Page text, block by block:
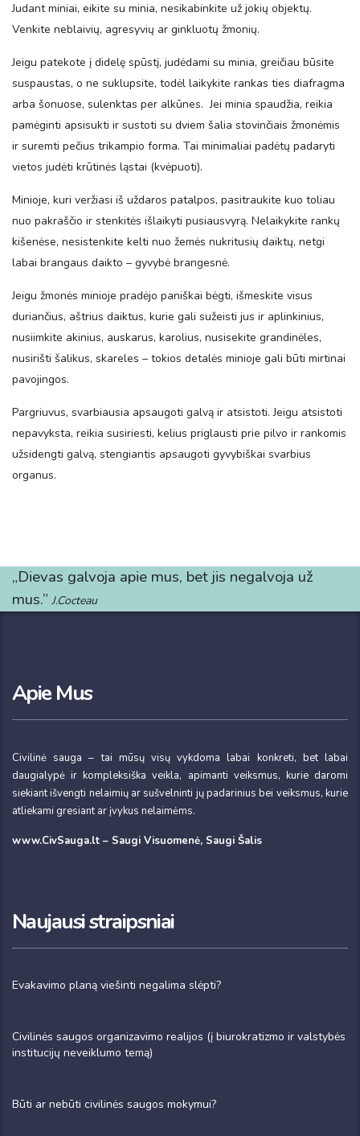
Judant miniai, eikite su minia, nesikabinkite už jokių objektų.
Venkite neblaivių, agresyvių ar ginkluotų žmonių.
Jeigu patekote į didelę spūstį, judėdami su minia, greičiau būsite
suspaustas, o ne suklupsite, todėl laikykite rankas ties diafragma
arba šonuose, sulenktas per alkūnes. Jei minia spaudžia, reikia
pamėginti apsisukti ir sustoti su dviem šalia stovinčiais žmonėmis
ir suremti pečius trikampio forma. Tai minimaliai padėtų padaryti
vietos judėti krūtinės ląstai (kvėpuoti).
Minioje, kuri veržiasi iš uždaros patalpos, pasitraukite kuo toliau
nuo pakraščio ir stenkitės išlaikyti pusiausvyrą. Nelaikykite rankų
kišenėse, nesistenkite kelti nuo žemės nukritusių daiktų, netgi
labai brangaus daikto – gyvybė brangesnė.
Jeigu žmonės minioje pradėjo paniškai bėgti, išmeskite visus
duriančius, aštrius daiktus, kurie gali sužeisti jus ir aplinkinius,
nusiimkite akinius, auskarus, karolius, nusisekite grandinėles,
nusirišti šalikus, skareles – tokios detalės minioje gali būti mirtinai
pavojingos.
Pargriuvus, svarbiausia apsaugoti galvą ir atsistoti. Jeigu atsistoti
nepavyksta, reikia susiriesti, kelius priglausti prie pilvo ir rankomis
užsidengti galvą, stengiantis apsaugoti gyvybiškai svarbius
organus.
„Dievas galvoja apie mus, bet jis negalvoja už
mus.” J.Cocteau
Apie Mus
Civilinė sauga – tai mūsų visų vykdoma labai konkreti, bet labai
daugialypė ir kompleksiška veikla, apimanti veiksmus, kurie daromi
siekiant išvengti nelaimių ar sušvelninti jų padarinius bei veiksmus, kurie
atliekami gresiant ar įvykus nelaimėms.
www.CivSauga.lt – Saugi Visuomenė, Saugi Šalis
Naujausi straipsniai
Evakavimo planą viešinti negalima slėpti?
Civilinės saugos organizavimo realijos (į biurokratizmo ir valstybės
institucijų neveiklumo temą)
Būti ar nebūti civilinės saugos mokymui?